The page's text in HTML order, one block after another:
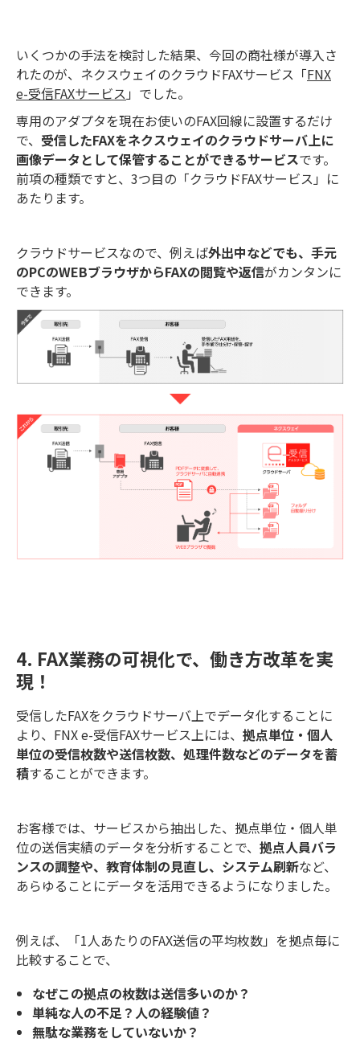
いくつかの手法を検討した結果、今回の商社様が導入さ
れたのが、ネクスウェイのクラウドFAXサービス「FNX
e-受信FAXサービス 」でした。
専用のアダプタを現在お使いのFAX回線に設置するだけ
で、 受信したFAXをネクスウェイのクラウドサーバ上に
画像データとして保管することができるサービスです。
前項の種類ですと、3つ目の「クラウドFAXサービス」に
あたります。
クラウドサービスなので、例えば外出中などでも、手元
のPCのWEBブラウザからFAXの閲覧や返信がカンタンに
できます。
4. FAX業務の可視化で、働き方改革を実
現！
受信したFAXをクラウドサーバ上でデータ化することに
より、FNX e-受信FAXサービス上には、 拠点単位・個人
単位の受信枚数や送信枚数、処理件数などのデータを蓄
積することができます。
お客様では、サービスから抽出した、拠点単位・個人単
位の送信実績のデータを分析することで、 拠点人員バラ
ンスの調整や、教育体制の見直し、システム刷新など、
あらゆることにデータを活用できるようになりました。
例えば、「1人あたりのFAX送信の平均枚数」を拠点毎に
比較することで、
なぜこの拠点の枚数は送信多いのか？
単純な人の不足？人の経験値？
無駄な業務をしていないか？